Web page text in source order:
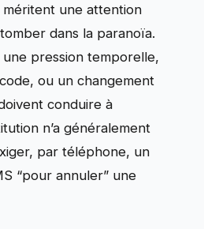
méritent une attention
dans la paranoïa.
pression temporelle,
ou un changement
conduire à
n’a généralement
par téléphone, un
“pour annuler” une